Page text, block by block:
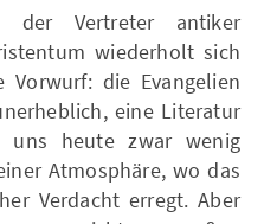
der Vertreter antiker
wiederholt sich
die Evangelien
eine Literatur
heute zwar wenig
Atmosphäre, wo das
Verdacht erregt. Aber